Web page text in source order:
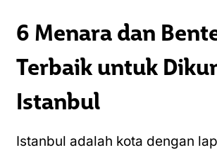
6 Menara dan
Terbaik untuk
Istanbul
Istanbul adalah kota dengan